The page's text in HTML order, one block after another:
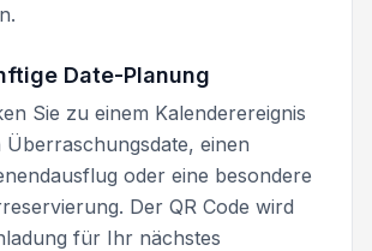
Date-Planung
Sie zu einem Kalenderereignis
einen
oder eine besondere
Der QR Code wird
für Ihr nächstes